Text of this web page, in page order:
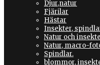
Djur,natur
Fjärilar
Hästar
Insekter,
Natur och
Natur, macro-
Spindlar.
blommor,
Canon 75-
Sverige